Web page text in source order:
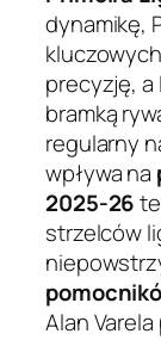
dynamikę,
precyzję, a
bramką
regularny
wpływa na
2025-26
strzelców
Alan